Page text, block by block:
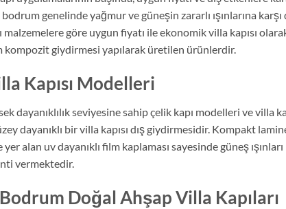
genelinde yağmur ve güneşin zararlı ışınlarına karşı
göre uygun fiyatı ile ekonomik villa kapısı
kompozit giydirmesi yapılarak üretilen ürünlerdir.
Kapısı Modelleri
dayanıklılık seviyesine sahip çelik kapı modelleri ve villa
dayanıklı bir villa kapısı dış giydirmesidir. Kompakt
alan uv dayanıklı film kaplaması sayesinde güneş
vermektedir.
Bodrum Doğal Ahşap Villa Kapıları